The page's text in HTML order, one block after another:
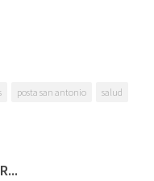
posta san antonio
salud